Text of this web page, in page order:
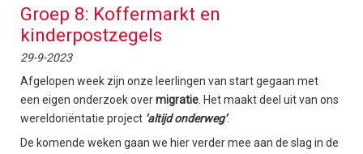
Groep 8: Koffermarkt en
kinderpostzegels
29-9-2023
Afgelopen week zijn onze leerlingen van start gegaan met
een eigen onderzoek overmigratie . Het maakt deel uit van ons
wereldoriëntatie project ‘altijd onderweg’.
De komende weken gaan we hier verder mee aan de slag in de